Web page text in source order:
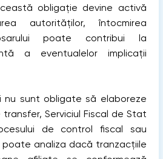
obligație devine activă
autorităților, întocmirea
poate contribui la
a eventualelor implicații
nu sunt obligate să elaboreze
Serviciul Fiscal de Stat
de control fiscal sau
poate analiza dacă tranzacțiile